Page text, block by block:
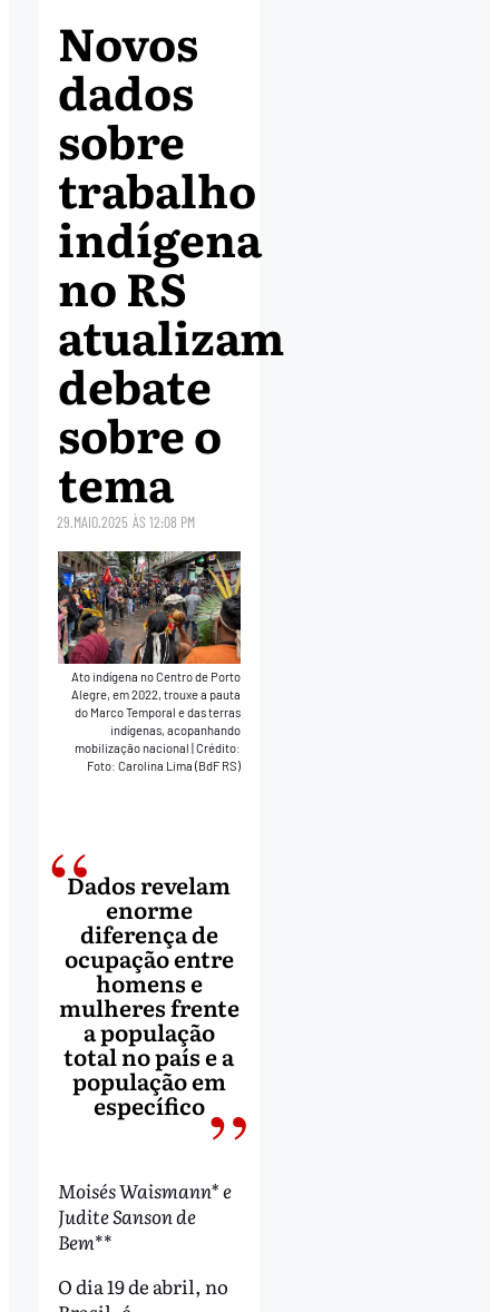
Novos
dados
sobre
trabalho
indígena
no RS
atualizam
debate
sobre o
tema
29.MAIO.2025 ÀS12:08 PM
Ato indígena no Centro de Porto
Alegre, em 2022, trouxe a pauta
do Marco Temporal e das terras
indígenas, acopanhando
mobilização nacional |Crédito:
Foto: Carolina Lima (BdF RS)
Dados revelam
enorme
diferença de
ocupação entre
homens e
mulheres frente
a população
total no país e a
população em
específico
Moisés Waismann* e
Judite Sanson de
Bem**
O dia 19 de abril, no